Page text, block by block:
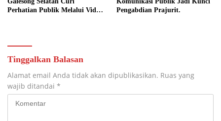
Perhatian Publik Melalui Video
Pengabdian Prajurit.
Tinggalkan Balasan
Alamat email Anda tidak akan dipublikasikan. Ruas yang
wajib ditandai *